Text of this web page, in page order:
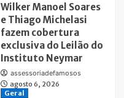
Wilker Manoel Soares
e Thiago Michelasi
fazem cobertura
exclusiva do Leilão do
Instituto Neymar
assessoriadefamosos
agosto 6, 2026
Geral